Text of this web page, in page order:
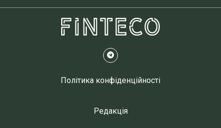
Політика конфіденційності
Редакція